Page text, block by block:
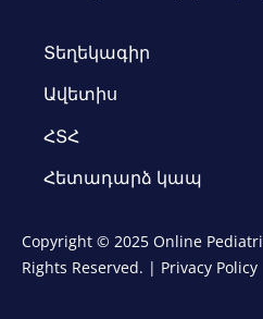
Տեղեկագիր
Ավետիս
ՀՏՀ
Հետադարձ կապ
Copyright © 2025 Online
Rights Reserved. | Privacy Policy